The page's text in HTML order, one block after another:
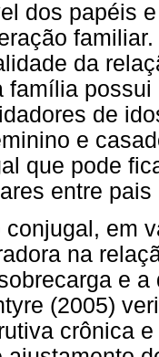
dos papéis
da
família
de
e
que pode
entre
conjugal, em
na
e
(2005)
crônica